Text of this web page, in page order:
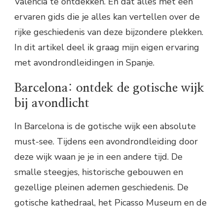
ervaren gids die je alles kan vertellen over de
rijke geschiedenis van deze bijzondere plekken.
In dit artikel deel ik graag mijn eigen ervaring
met avondrondleidingen in Spanje.
Barcelona: ontdek de gotische wijk
bij avondlicht
In Barcelona is de gotische wijk een absolute
must-see. Tijdens een avondrondleiding door
deze wijk waan je je in een andere tijd. De
smalle steegjes, historische gebouwen en
gezellige pleinen ademen geschiedenis. De
gotische kathedraal, het Picasso Museum en de